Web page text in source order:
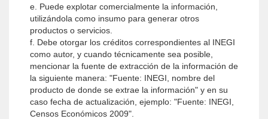
e. Puede explotar comercialmente la información,
utilizándola como insumo para generar otros
productos o servicios.
f. Debe otorgar los créditos correspondientes al INEGI
como autor, y cuando técnicamente sea posible,
mencionar la fuente de extracción de la información de
la siguiente manera: "Fuente: INEGI, nombre del
producto de donde se extrae la información" y en su
caso fecha de actualización, ejemplo: "Fuente: INEGI,
Censos Económicos 2009".